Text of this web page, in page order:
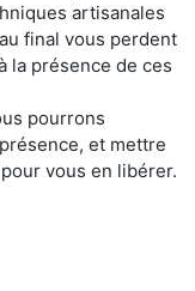
artisanales
final vous perdent
la présence de ces
pourrons
et mettre
vous en libérer.